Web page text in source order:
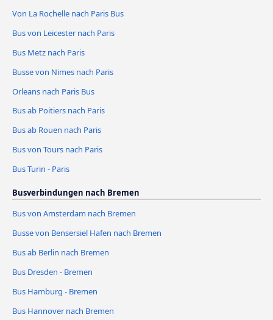
Von La Rochelle nach Paris Bus
Bus von Leicester nach Paris
Bus Metz nach Paris
Busse von Nimes nach Paris
Orleans nach Paris Bus
Bus ab Poitiers nach Paris
Bus ab Rouen nach Paris
Bus von Tours nach Paris
Bus Turin - Paris
Busverbindungen nach Bremen
Bus von Amsterdam nach Bremen
Busse von Bensersiel Hafen nach Bremen
Bus ab Berlin nach Bremen
Bus Dresden - Bremen
Bus Hamburg - Bremen
Bus Hannover nach Bremen